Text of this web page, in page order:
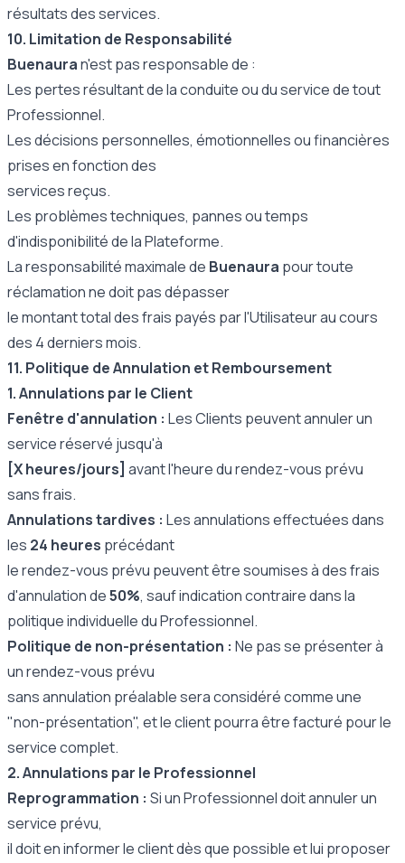
résultats des services.
10. Limitation de Responsabilité
Buenauran'est pas responsable de :
Les pertes résultant de la conduite ou du service de tout
Professionnel.
Les décisions personnelles, émotionnelles ou financières
prises en fonction des
services reçus.
Les problèmes techniques, pannes ou temps
d'indisponibilité de la Plateforme.
La responsabilité maximale de Buenaura pour toute
réclamation ne doit pas dépasser
le montant total des frais payés par l'Utilisateur au cours
des 4 derniers mois.
11. Politique de Annulation et Remboursement
1. Annulations par le Client
Fenêtre d'annulation : Les Clients peuvent annuler un
service réservé jusqu'à
[X heures/jours] avant l'heure du rendez-vous prévu
sans frais.
Annulations tardives : Les annulations effectuées dans
les 24 heures précédant
le rendez-vous prévu peuvent être soumises à des frais
d'annulation de50%, sauf indication contraire dans la
politique individuelle du Professionnel.
Politique de non-présentation : Ne pas se présenter à
un rendez-vous prévu
sans annulation préalable sera considéré comme une
"non-présentation", et le client pourra être facturé pour le
service complet.
2. Annulations par le Professionnel
Reprogrammation : Si un Professionnel doit annuler un
service prévu,
il doit en informer le client dès que possible et lui proposer